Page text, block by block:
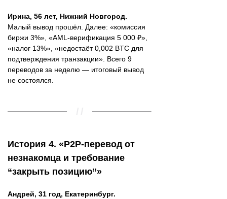
Ирина, 56 лет, Нижний Новгород.
Малый вывод прошёл. Далее: «комиссия
биржи 3%», «AML-верификация 5 000 ₽»,
«налог 13%», «недостаёт 0,002 BTC для
подтверждения транзакции». Всего 9
переводов за неделю — итоговый вывод
не состоялся.
История 4. «P2P-перевод от
незнакомца и требование
“закрыть позицию”»
Андрей, 31 год, Екатеринбург.